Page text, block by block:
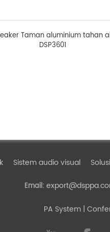
Taman aluminium tahan
DSP3601
Sistem audio visual Solusi
Email:
PA System|